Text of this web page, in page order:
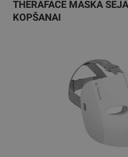
THERAFACE MASKA
KOPŠANAI